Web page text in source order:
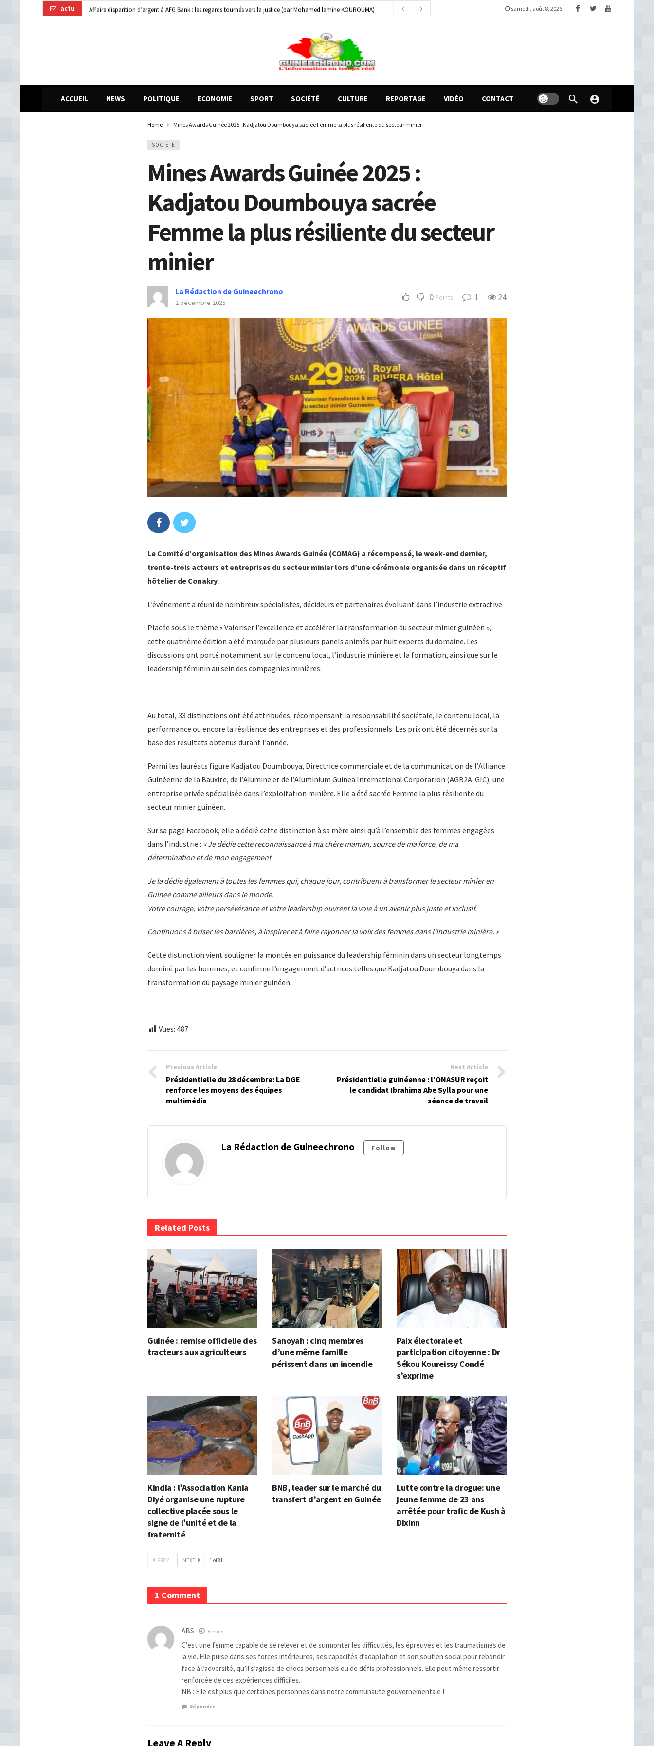
actu Affaire disparition d’argent à AFG Bank : les regards tournés vers la justice (par Mohamed lamine KOUROUMA)
16 heures ago
samedi, août 8, 2026
ACCUEIL NEWS POLITIQUE ECONOMIE SPORT SOCIÉTÉ CULTURE REPORTAGE VIDÉO CONTACT
Home Mines Awards Guinée 2025 : Kadjatou Doumbouya sacrée Femme la plus résiliente du secteur minier
SOCIÉTÉ
Mines Awards Guinée 2025 :
Kadjatou Doumbouya sacrée
Femme la plus résiliente du secteur
minier
La Rédaction de Guineechrono
2 décembre 2025 0 Points 1 24
Le Comité d’organisation des Mines Awards Guinée (COMAG) a récompensé, le week-end dernier,
trente-trois acteurs et entreprises du secteur minier lors d’une cérémonie organisée dans un réceptif
hôtelier de Conakry.
L’événement a réuni de nombreux spécialistes, décideurs et partenaires évoluant dans l’industrie extractive.
Placée sous le thème « Valoriser l’excellence et accélérer la transformation du secteur minier guinéen »,
cette quatrième édition a été marquée par plusieurs panels animés par huit experts du domaine. Les
discussions ont porté notamment sur le contenu local, l’industrie minière et la formation, ainsi que sur le
leadership féminin au sein des compagnies minières.
Au total, 33 distinctions ont été attribuées, récompensant la responsabilité sociétale, le contenu local, la
performance ou encore la résilience des entreprises et des professionnels. Les prix ont été décernés sur la
base des résultats obtenus durant l’année.
Parmi les lauréats figure Kadjatou Doumbouya, Directrice commerciale et de la communication de l’Alliance
Guinéenne de la Bauxite, de l’Alumine et de l’Aluminium Guinea International Corporation (AGB2A-GIC), une
entreprise privée spécialisée dans l’exploitation minière. Elle a été sacrée Femme la plus résiliente du
secteur minier guinéen.
Sur sa page Facebook, elle a dédié cette distinction à sa mère ainsi qu’à l’ensemble des femmes engagées
dans l’industrie : « Je dédie cette reconnaissance à ma chère maman, source de ma force, de ma
détermination et de mon engagement.
Je la dédie également à toutes les femmes qui, chaque jour, contribuent à transformer le secteur minier en
Guinée comme ailleurs dans le monde.
Votre courage, votre persévérance et votre leadership ouvrent la voie à un avenir plus juste et inclusif.
Continuons à briser les barrières, à inspirer et à faire rayonner la voix des femmes dans l’industrie minière. »
Cette distinction vient souligner la montée en puissance du leadership féminin dans un secteur longtemps
dominé par les hommes, et confirme l’engagement d’actrices telles que Kadjatou Doumbouya dans la
transformation du paysage minier guinéen.
Vues: 487
Previous Article
Présidentielle du 28 décembre: La DGE
renforce les moyens des équipes
multimédia
Next Article
Présidentielle guinéenne : l’ONASUR reçoit
le candidat Ibrahima Abe Sylla pour une
séance de travail
La Rédaction de Guineechrono Follow
Related Posts
Guinée : remise officielle des
tracteurs aux agriculteurs
Sanoyah : cinq membres
d’une même famille
périssent dans un incendie
Paix électorale et
participation citoyenne : Dr
Sékou Koureissy Condé
s’exprime
Kindia : l’Association Kania
Diyé organise une rupture
collective placée sous le
signe de l’unité et de la
fraternité
BNB, leader sur le marché du
transfert d’argent en Guinée
Lutte contre la drogue: une
jeune femme de 23 ans
arrêtée pour trafic de Kush à
Dixinn
PREV NEXT 1of81
1 Comment
ABS 8 mois
C’est une femme capable de se relever et de surmonter les difficultés, les épreuves et les traumatismes de
la vie. Elle puise dans ses forces intérieures, ses capacités d’adaptation et son soutien social pour rebondir
face à l’adversité, qu’il s’agisse de chocs personnels ou de défis professionnels. Elle peut même ressortir
renforcée de ces expériences difficiles.
NB : Elle est plus que certaines personnes dans notre communauté gouvernementale !
Répondre
Leave A Reply